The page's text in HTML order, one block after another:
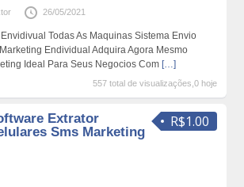
26/05/2021
Todas As Maquinas Sistema Envio
Endividual Adquira Agora Mesmo
Ideal Para Seus Negocios Com […]
557 total de visualizações,0 hoje
R$1.00
Extrator
Sms Marketing